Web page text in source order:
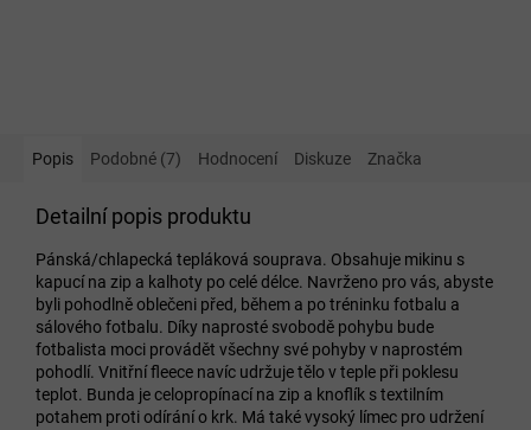
Popis Podobné (7) Hodnocení Diskuze Značka
Detailní popis produktu
Pánská/chlapecká tepláková souprava. Obsahuje mikinu s
kapucí na zip a kalhoty po celé délce. Navrženo pro vás, abyste
byli pohodlně oblečeni před, během a po tréninku fotbalu a
sálového fotbalu. Díky naprosté svobodě pohybu bude
fotbalista moci provádět všechny své pohyby v naprostém
pohodlí. Vnitřní fleece navíc udržuje tělo v teple při poklesu
teplot. Bunda je celopropínací na zip a knoflík s textilním
potahem proti odírání o krk. Má také vysoký límec pro udržení